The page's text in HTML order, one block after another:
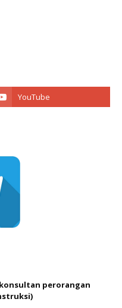
perorangan